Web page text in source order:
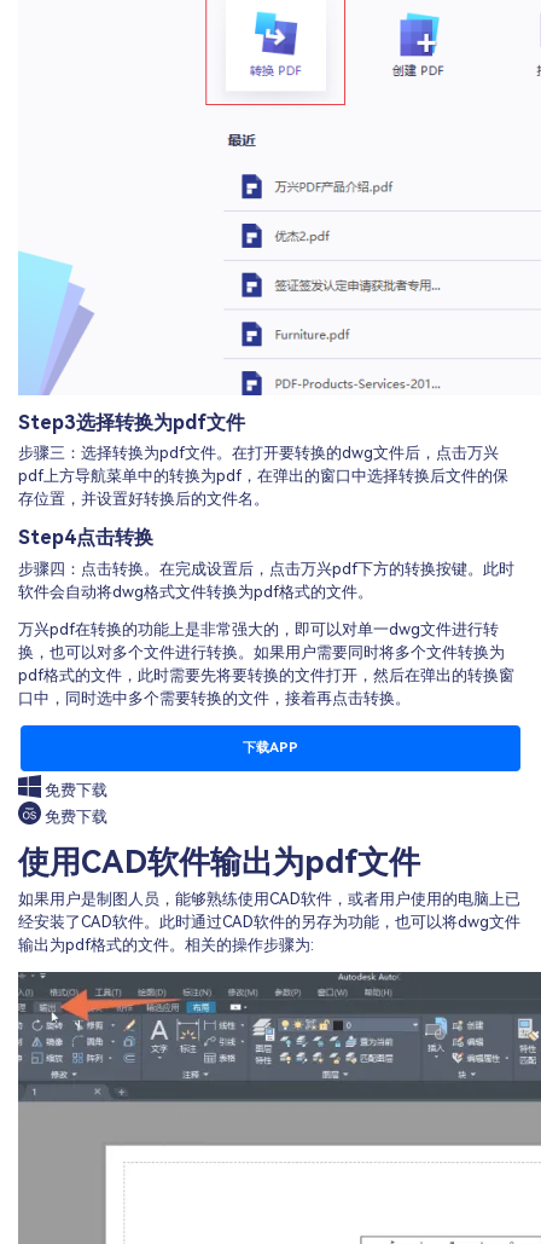
Step3选择转换为pdf文件
步骤三：选择转换为pdf文件。在打开要转换的dwg文件后，点击万兴
pdf上方导航菜单中的转换为pdf，在弹出的窗口中选择转换后文件的保
存位置，并设置好转换后的文件名。
Step4点击转换
步骤四：点击转换。在完成设置后，点击万兴pdf下方的转换按键。此时
软件会自动将dwg格式文件转换为pdf格式的文件。
万兴pdf在转换的功能上是非常强大的，即可以对单一dwg文件进行转
换，也可以对多个文件进行转换。如果用户需要同时将多个文件转换为
pdf格式的文件，此时需要先将要转换的文件打开，然后在弹出的转换窗
口中，同时选中多个需要转换的文件，接着再点击转换。
下载APP
免费下载
免费下载
使用CAD软件输出为pdf文件
如果用户是制图人员，能够熟练使用CAD软件，或者用户使用的电脑上已
经安装了CAD软件。此时通过CAD软件的另存为功能，也可以将dwg文件
输出为pdf格式的文件。相关的操作步骤为: